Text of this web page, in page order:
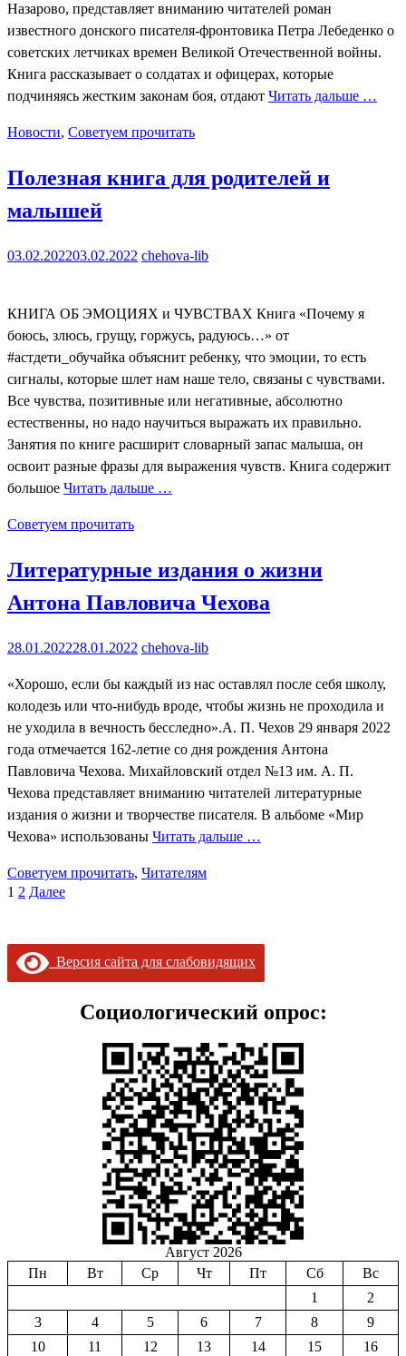
Назарово, представляет вниманию читателей роман
известного донского писателя-фронтовика Петра Лебеденко о
советских летчиках времен Великой Отечественной войны.
Книга рассказывает о солдатах и офицерах, которые
подчиняясь жестким законам боя, отдают Читать дальше …
Новости, Советуем прочитать
Полезная книга для родителей и
малышей
03.02.202203.02.2022 chehova-lib
КНИГА ОБ ЭМОЦИЯХ и ЧУВСТВАХ Книга «Почему я
боюсь, злюсь, грущу, горжусь, радуюсь…» от
#астдети_обучайка объяснит ребенку, что эмоции, то есть
сигналы, которые шлет нам наше тело, связаны с чувствами.
Все чувства, позитивные или негативные, абсолютно
естественны, но надо научиться выражать их правильно.
Занятия по книге расширит словарный запас малыша, он
освоит разные фразы для выражения чувств. Книга содержит
большое Читать дальше …
Советуем прочитать
Литературные издания о жизни
Антона Павловича Чехова
28.01.202228.01.2022 chehova-lib
«Хорошо, если бы каждый из нас оставлял после себя школу,
колодезь или что-нибудь вроде, чтобы жизнь не проходила и
не уходила в вечность бесследно».А. П. Чехов 29 января 2022
года отмечается 162-летие со дня рождения Антона
Павловича Чехова. Михайловский отдел №13 им. А. П.
Чехова представляет вниманию читателей литературные
издания о жизни и творчестве писателя. В альбоме «Мир
Чехова» использованы Читать дальше …
Советуем прочитать, Читателям
Пагинация
1 2 Далее
Версия сайта для слабовидящих
Социологический опрос:
Август 2026
Пн
Вт Ср Чт Пт Сб
Вс
1
2
3
4 5 6 7 8
9
10
11 12 13 14 15
16